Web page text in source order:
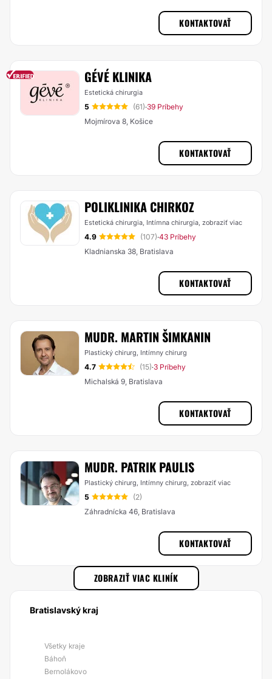
KONTAKTOVAŤ
GÉVÉ KLINIKA
Estetická chirurgia
5 (61)·39 Príbehy
Mojmírova 8, Košice
KONTAKTOVAŤ
POLIKLINIKA CHIRKOZ
Estetická chirurgia, Intímna chirurgia, zobraziť viac
4.9 (107)·43 Príbehy
Kladnianska 38, Bratislava
KONTAKTOVAŤ
MUDR. MARTIN ŠIMKANIN
Plastický chirurg, Intímny chirurg
4.7 (15)·3 Príbehy
Michalská 9, Bratislava
KONTAKTOVAŤ
MUDR. PATRIK PAULIS
Plastický chirurg, Intímny chirurg, zobraziť viac
5
(2)
Záhradnícka 46, Bratislava
KONTAKTOVAŤ
ZOBRAZIŤ VIAC KLINÍK
Bratislavský kraj
Všetky kraje
Báhoň
Bernolákovo